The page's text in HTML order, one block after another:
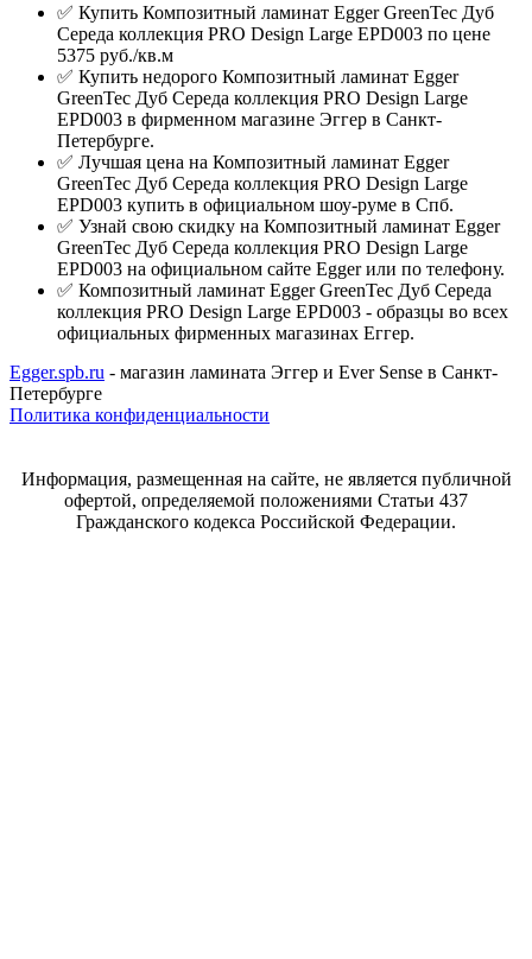
✅ Купить Композитный ламинат Egger GreenTec Дуб
Середа коллекция PRO Design Large EPD003 по цене
5375 руб./кв.м
✅ Купить недорого Композитный ламинат Egger
GreenTec Дуб Середа коллекция PRO Design Large
EPD003 в фирменном магазине Эггер в Санкт-
Петербурге.
✅ Лучшая цена на Композитный ламинат Egger
GreenTec Дуб Середа коллекция PRO Design Large
EPD003 купить в официальном шоу-руме в Спб.
✅ Узнай свою скидку на Композитный ламинат Egger
GreenTec Дуб Середа коллекция PRO Design Large
EPD003 на официальном сайте Egger или по телефону.
✅ Композитный ламинат Egger GreenTec Дуб Середа
коллекция PRO Design Large EPD003 - образцы во всех
официальных фирменных магазинах Еггер.
Egger.spb.ru - магазин ламината Эггер и Ever Sense в Санкт-
Петербурге
Политика конфиденциальности
Информация, размещенная на сайте, не является публичной
офертой, определяемой положениями Статьи 437
Гражданского кодекса Российской Федерации.